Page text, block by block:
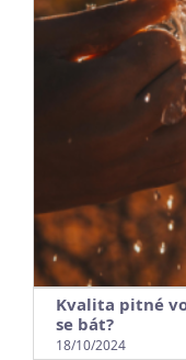
Kvalita pitné
se bát?
18/10/2024